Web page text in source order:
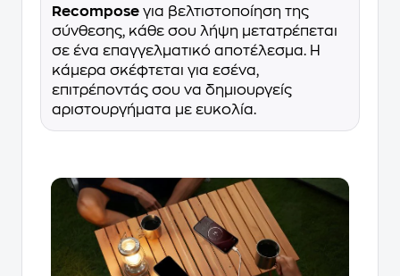
Recompose για βελτιστοποίηση της
σύνθεσης, κάθε σου λήψη μετατρέπεται
σε ένα επαγγελματικό αποτέλεσμα. Η
κάμερα σκέφτεται για εσένα,
επιτρέποντάς σου να δημιουργείς
αριστουργήματα με ευκολία.